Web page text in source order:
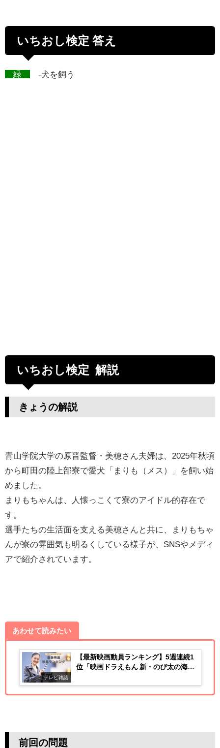
いちおし検定 答え
緑 -犬を飼う
いちおし検定 解説
きょうの解説
青山学院大学の原晋監督・美穂さん夫婦は、2025年秋頃
から町田の陸上部寮で愛犬「まりも（メス）」を飼い始
めました。
まりもちゃんは、人懐っこくて寮のアイドル的存在で
す。
選手たちの生活面を支える美穂さんと共に、まりもちゃ
んが寮の雰囲気も明るくしている様子が、SNSやメディ
アで紹介されています。
あわせて読みたい
テレビ雑誌
【最新映画動員ランキング】5週連続1
位「映画ドラえもん 新・のび太の海底
前回の問題